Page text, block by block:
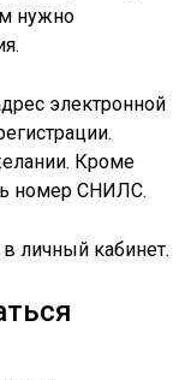
нужно
электронной
Кроме
номер СНИЛС.
личный кабинет.